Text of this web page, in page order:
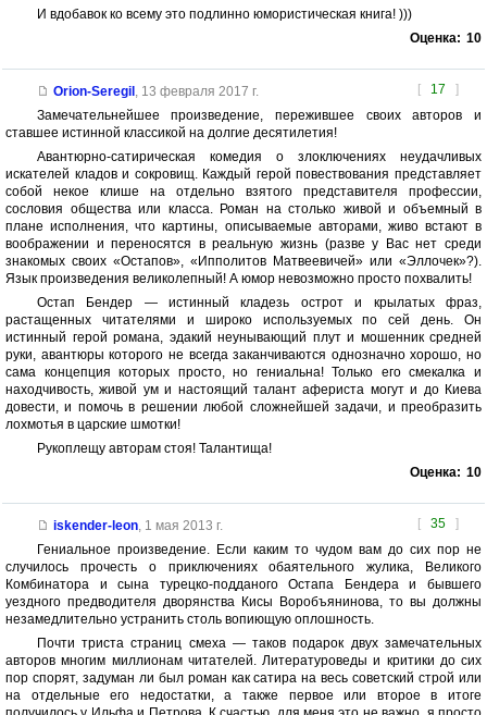
И вдобавок ко всему это подлинно юмористическая книга! )))
Оценка: 10
[ 17 ]
Orion-Seregil , 13 февраля 2017 г.
Замечательнейшее произведение, пережившее своих авторов и
ставшее истинной классикой на долгие десятилетия!
Авантюрно-сатирическая комедия о злоключениях неудачливых
искателей кладов и сокровищ. Каждый герой повествования представляет
собой некое клише на отдельно взятого представителя профессии,
сословия общества или класса. Роман на столько живой и объемный в
плане исполнения, что картины, описываемые авторами, живо встают в
воображении и переносятся в реальную жизнь (разве у Вас нет среди
знакомых своих «Остапов», «Ипполитов Матвеевичей» или «Эллочек»?).
Язык произведения великолепный! А юмор невозможно просто похвалить!
Остап Бендер — истинный кладезь острот и крылатых фраз,
растащенных читателями и широко используемых по сей день. Он
истинный герой романа, эдакий неунывающий плут и мошенник средней
руки, авантюры которого не всегда заканчиваются однозначно хорошо, но
сама концепция которых просто, но гениальна! Только его смекалка и
находчивость, живой ум и настоящий талант афериста могут и до Киева
довести, и помочь в решении любой сложнейшей задачи, и преобразить
лохмотья в царские шмотки!
Рукоплещу авторам стоя! Талантища!
Оценка: 10
[ 35 ]
iskender-leon, 1 мая 2013 г.
Гениальное произведение. Если каким то чудом вам до сих пор не
случилось прочесть о приключениях обаятельного жулика, Великого
Комбинатора и сына турецко-подданого Остапа Бендера и бывшего
уездного предводителя дворянства Кисы Воробъянинова, то вы должны
незамедлительно устранить столь вопиющую оплошность.
Почти триста страниц смеха — таков подарок двух замечательных
авторов многим миллионам читателей. Литературоведы и критики до сих
пор спорят, задуман ли был роман как сатира на весь советский строй или
на отдельные его недостатки, а также первое или второе в итоге